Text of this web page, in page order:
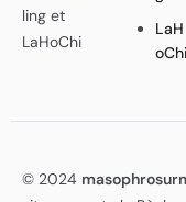
ling et
LaHoChi
LaH
oChi
© 2024